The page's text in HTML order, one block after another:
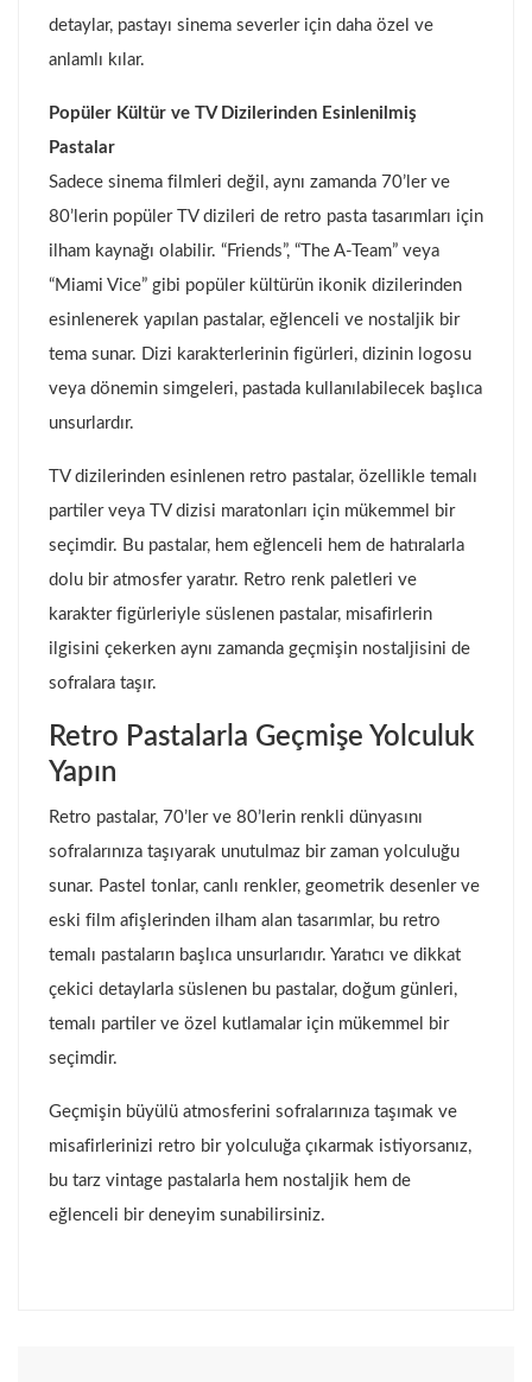
detaylar, pastayı sinema severler için daha özel ve
anlamlı kılar.
Popüler Kültür ve TV Dizilerinden Esinlenilmiş
Pastalar
Sadece sinema filmleri değil, aynı zamanda 70’ler ve
80’lerin popüler TV dizileri de retro pasta tasarımları için
ilham kaynağı olabilir. “Friends”, “The A-Team” veya
“Miami Vice” gibi popüler kültürün ikonik dizilerinden
esinlenerek yapılan pastalar, eğlenceli ve nostaljik bir
tema sunar. Dizi karakterlerinin figürleri, dizinin logosu
veya dönemin simgeleri, pastada kullanılabilecek başlıca
unsurlardır.
TV dizilerinden esinlenen retro pastalar, özellikle temalı
partiler veya TV dizisi maratonları için mükemmel bir
seçimdir. Bu pastalar, hem eğlenceli hem de hatıralarla
dolu bir atmosfer yaratır. Retro renk paletleri ve
karakter figürleriyle süslenen pastalar, misafirlerin
ilgisini çekerken aynı zamanda geçmişin nostaljisini de
sofralara taşır.
Retro Pastalarla Geçmişe Yolculuk
Yapın
Retro pastalar, 70’ler ve 80’lerin renkli dünyasını
sofralarınıza taşıyarak unutulmaz bir zaman yolculuğu
sunar. Pastel tonlar, canlı renkler, geometrik desenler ve
eski film afişlerinden ilham alan tasarımlar, bu retro
temalı pastaların başlıca unsurlarıdır. Yaratıcı ve dikkat
çekici detaylarla süslenen bu pastalar, doğum günleri,
temalı partiler ve özel kutlamalar için mükemmel bir
seçimdir.
Geçmişin büyülü atmosferini sofralarınıza taşımak ve
misafirlerinizi retro bir yolculuğa çıkarmak istiyorsanız,
bu tarz vintage pastalarla hem nostaljik hem de
eğlenceli bir deneyim sunabilirsiniz.